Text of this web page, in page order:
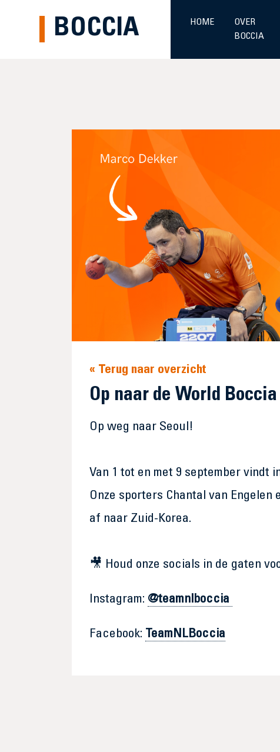
BOCCIA HOME
OVER
BOCCIA
« Terug naar overzicht
Op naar de World
Op weg naar Seoul!
Van 1 tot en met 9 september vindt
Onze sporters Chantal van
af naar Zuid-Korea.
🎥 Houd onze socials in de gaten
Instagram: @teamnlboccia
Facebook: TeamNLBoccia